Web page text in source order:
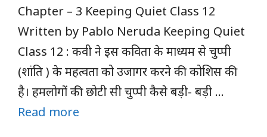
Chapter – 3 Keeping Quiet Class 12
Written by Pablo Neruda Keeping Quiet
Class 12 : कवी ने इस कविता के माध्यम से चुप्पी
(शांति ) के महत्वता को उजागर करने की कोशिस की
है। हमलोगों की छोटी सी चुप्पी कैसे बड़ी- बड़ी …
Read more